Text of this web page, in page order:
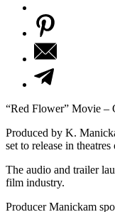
“Red Flower” Movie –
Produced by K.
set to release in
The audio and trailer
film industry.
Producer Manickam